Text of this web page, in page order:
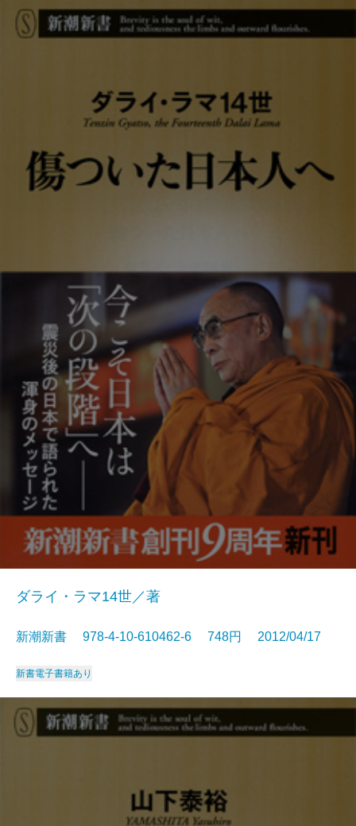
ダライ・ラマ14世／著
新潮新書 978-4-10-610462-6 748円 2012/04/17
新書電子書籍あり